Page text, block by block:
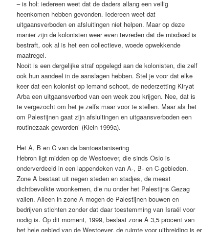
– is hol: iedereen weet dat de daders allang een veilig
heenkomen hebben gevonden. Iedereen weet dat
uitgaansverboden en afsluitingen niet helpen. Maar op deze
manier zijn de kolonisten weer even tevreden dat de misdaad is
bestraft, ook al is het een collectieve, woede opwekkende
maatregel.
Nooit is een dergelijke straf opgelegd aan de kolonisten, die zelf
ook hun aandeel in de aanslagen hebben. Stel je voor dat elke
keer dat een kolonist op iemand schoot, de nederzetting Kiryat
Arba een uitgaansverbod van een week zou krijgen. Nee, dat is
te vergezocht om het je zelfs maar voor te stellen. Maar als het
om Palestijnen gaat zijn afsluitingen en uitgaansverboden een
routinezaak geworden’ (Klein 1999a).
Het A, B en C van de bantoestanisering
Hebron ligt midden op de Westoever, die sinds Oslo is
onderverdeeld in een lappendeken van A-, B- en C-gebieden.
Zone A bestaat uit negen steden en stadjes, de meest
dichtbevolkte woonkernen, die nu onder het Palestijns Gezag
vallen. Alleen in zone A mogen de Palestijnen bouwen en
bedrijven stichten zonder dat daar toestemming van Israël voor
nodig is. Op dit moment, 1999, beslaat zone A 3,5 procent van
het hele gebied van de Westoever, de ruimte voor uitbreiding is er